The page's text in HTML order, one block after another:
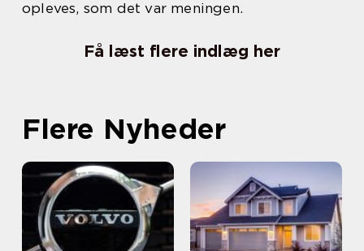
opleves, som det var meningen.
Få læst flere indlæg her
Flere Nyheder